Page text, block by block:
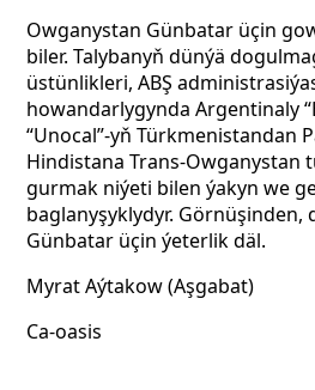
Owganystan Günbatar üçin
biler. Talybanyň dünýä
üstünlikleri, ABŞ
howandarlygynda Argentinaly
“Unocal”-yň Türkmenistandan
Hindistana Trans-Owganystan
gurmak niýeti bilen ýakyn we
baglanyşyklydyr. Görnüşinden,
Günbatar üçin ýeterlik däl.
Myrat Aýtakow (Aşgabat)
Ca-oasis